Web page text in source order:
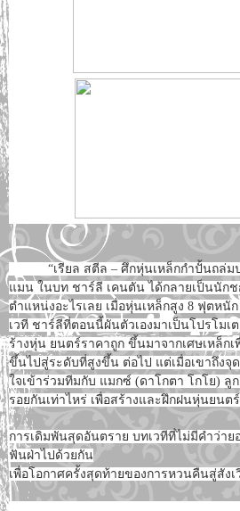
“เรียล สตีล – ศึกหุ่นเหล็กกำปั้นถล่มป
แมน ในบท ชาร์ลี เคนตัน ได้กลายเป็นนัก
ตำแหน่งอะไรเลย เมื่อหุ่นเหล็กสูง 8 ฟุตหนั
เวที ชาร์ลีที่ตอนนี้ผันตัวเองมาเป็นโปรโมเ
ร้างหุ่น ยนตร์ราคาถูก ขึ้นมาจากเศษเหล็ก
ขึ้นไปสู่ระดับที่สูงขึ้น ต่อไป แต่เมื่อเขาถึงจุ
ใจเข้าร่วมทีมกับ แมกซ์ (ดาโกตา โกโย) ลู
รอยกันเท่าไหร่ เพื่อสร้างและฝึกฝนหุ่นยนต
การเดิมพันสุดอันตราย บทเวทีที่ไม่มีคำว่า
ฟันฝ่าไปด้วยกัน
เพื่อโอกาศครั้งสุดท้ายของการหวนคืนสู่สังเ